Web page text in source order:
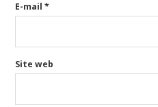
E-mail*
Site web